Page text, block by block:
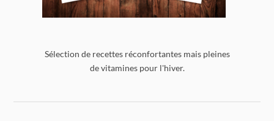
Sélection de recettes réconfortantes mais pleines
de vitamines pour l'hiver.